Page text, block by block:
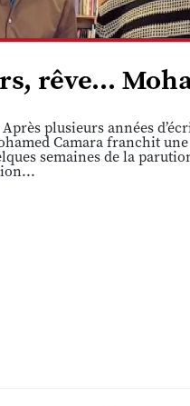
rêve...
plusieurs années
Camara franchit
semaines de la